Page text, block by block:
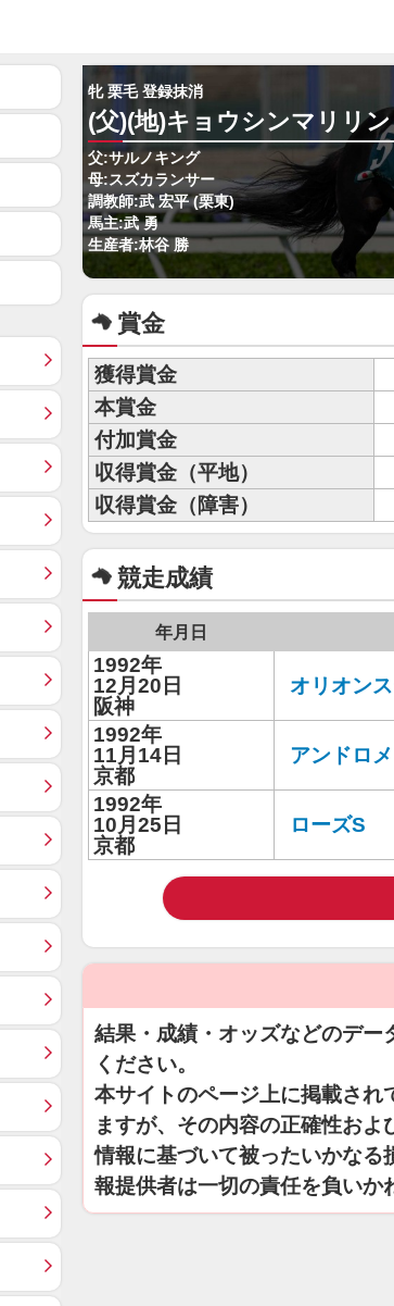
牝 栗毛 登録抹消
(父)(地)キョウシンマリリン
父:サルノキング
母:スズカランサー
調教師:武 宏平 (栗東)
馬主:武 勇
生産者:林谷 勝
賞金
獲得賞金
本賞金
付加賞金
収得賞金（平地）
収得賞金（障害）
競走成績
年月日
1992年
12月20日
阪神
オリオン
1992年
11月14日
京都
アンドロ
1992年
10月25日
京都
ローズS
結果・成績・オッズなどのデー
ください。
本サイトのページ上に掲載され
ますが、その内容の正確性お
情報に基づいて被ったいかな
報提供者は一切の責任を負いか